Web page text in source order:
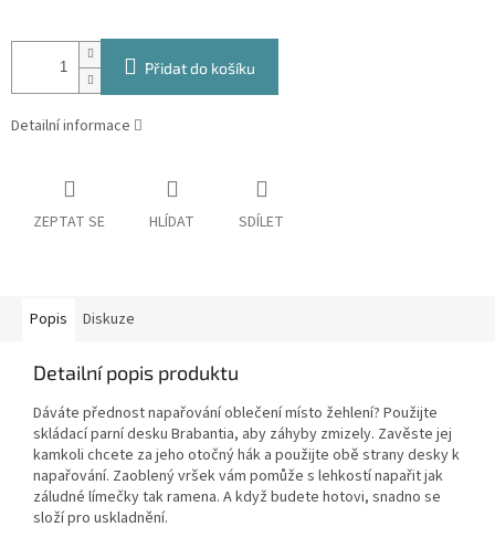
Přidat do košíku
Detailní informace
ZEPTAT SE HLÍDAT SDÍLET
Popis Diskuze
Detailní popis produktu
Dáváte přednost napařování oblečení místo žehlení? Použijte
skládací parní desku Brabantia, aby záhyby zmizely. Zavěste jej
kamkoli chcete za jeho otočný hák a použijte obě strany desky k
napařování. Zaoblený vršek vám pomůže s lehkostí napařit jak
záludné límečky tak ramena. A když budete hotovi, snadno se
složí pro uskladnění.